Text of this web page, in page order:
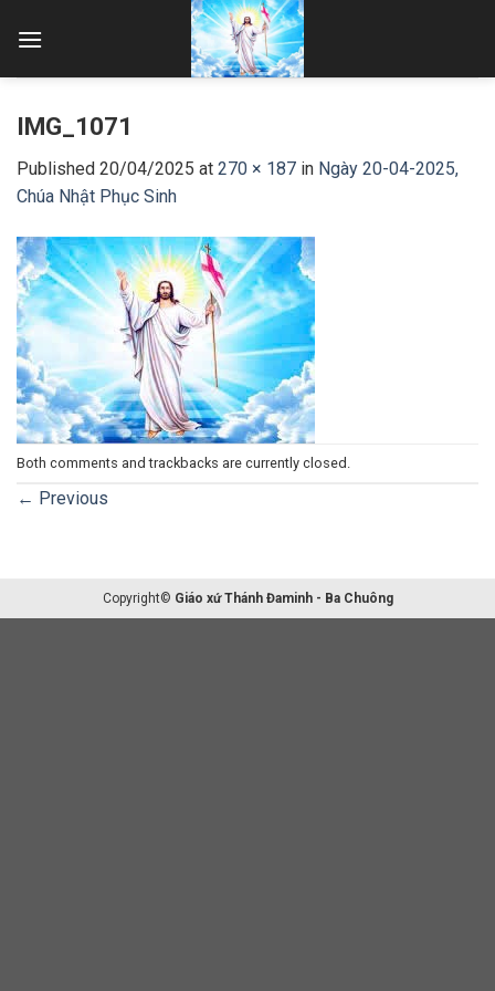
IMG_1071
Published 20/04/2025 at 270 × 187 in Ngày 20-04-2025,
Chúa Nhật Phục Sinh
Both comments and trackbacks are currently closed.
← Previous
Copyright© Giáo xứ Thánh Đaminh - Ba Chuông